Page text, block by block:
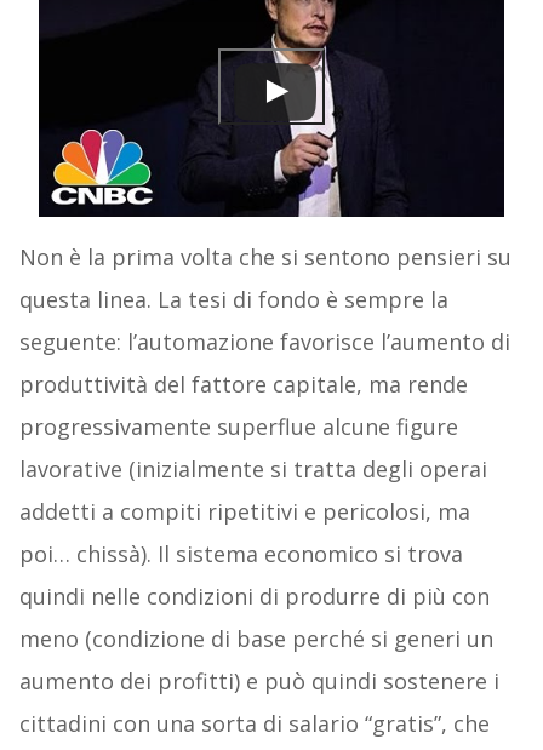
Non è la prima volta che si sentono pensieri su
questa linea. La tesi di fondo è sempre la
seguente: l’automazione favorisce l’aumento di
produttività del fattore capitale, ma rende
progressivamente superflue alcune figure
lavorative (inizialmente si tratta degli operai
addetti a compiti ripetitivi e pericolosi, ma
poi… chissà). Il sistema economico si trova
quindi nelle condizioni di produrre di più con
meno (condizione di base perché si generi un
aumento dei profitti) e può quindi sostenere i
cittadini con una sorta di salario “gratis”, che